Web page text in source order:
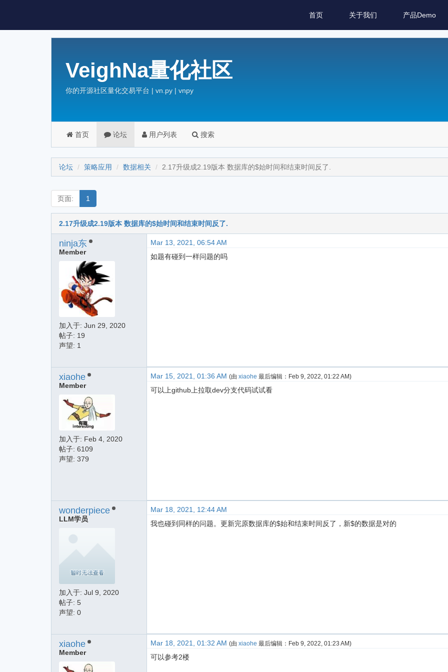
首页 关于我们 产品Demo
VeighNa量化社区
你的开源社区量化交易平台 | vn.py | vnpy
首页 论坛 用户列表 搜索
论坛 策略应用 数据相关 2.17升级成2.19版本 数据库的$始时间和结束时间反了.
页面: 1
2.17升级成2.19版本 数据库的$始时间和结束时间反了.
ninja东
Member
加入于: Jun 29, 2020
帖子: 19
声望: 1
Mar 13, 2021, 06:54 AM
如题有碰到一样问题的吗
xiaohe
Member
加入于: Feb 4, 2020
帖子: 6109
声望: 379
Mar 15, 2021, 01:36 AM (由 xiaohe 最后编辑： Feb 9, 2022, 01:22 AM)
可以上github上拉取dev分支代码试试看
wonderpiece
LLM学员
加入于: Jul 9, 2020
帖子: 5
声望: 0
Mar 18, 2021, 12:44 AM
我也碰到同样的问题。更新完原数据库的$始和结束时间反了，新$的数据是对的
xiaohe
Member
Mar 18, 2021, 01:32 AM (由 xiaohe 最后编辑： Feb 9, 2022, 01:23 AM)
可以参考2楼